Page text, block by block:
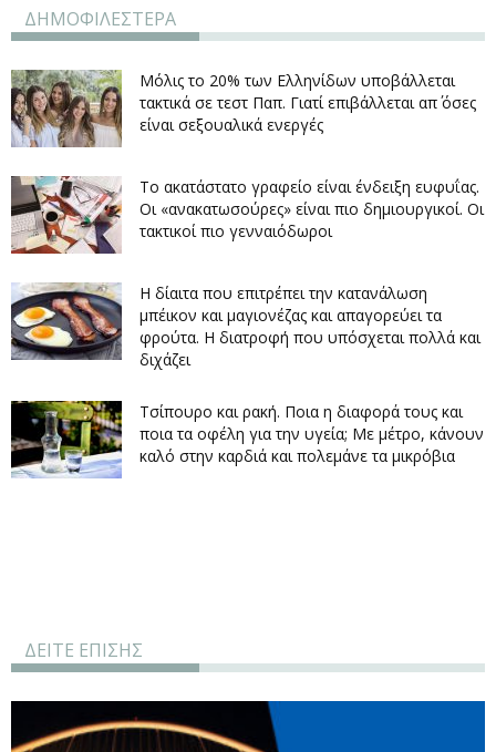
ΔΗΜΟΦΙΛΕΣΤΕΡΑ
Μόλις το 20% των Ελληνίδων υποβάλλεται
τακτικά σε τεστ Παπ. Γιατί επιβάλλεται απ΄ όσες
είναι σεξουαλικά ενεργές
Το ακατάστατο γραφείο είναι ένδειξη ευφυΐας.
Οι «ανακατωσούρες» είναι πιο δημιουργικοί. Οι
τακτικοί πιο γενναιόδωροι
Η δίαιτα που επιτρέπει την κατανάλωση
μπέικον και μαγιονέζας και απαγορεύει τα
φρούτα. Η διατροφή που υπόσχεται πολλά και
διχάζει
Τσίπουρο και ρακή. Ποια η διαφορά τους και
ποια τα οφέλη για την υγεία; Με μέτρο, κάνουν
καλό στην καρδιά και πολεμάνε τα μικρόβια
ΔΕΙΤΕ ΕΠΙΣΗΣ